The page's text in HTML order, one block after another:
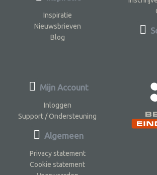
Inspiratie
Nieuwsbrieven
Blog
Mijn Account
Inloggen
Support / Ondersteuning
Algemeen
Privacy statement
Cookie statement